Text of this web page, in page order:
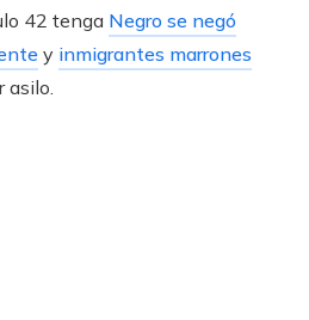
42 tenga Negro se negó
y inmigrantes marrones
asilo.